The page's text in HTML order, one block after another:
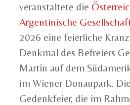
veranstaltete die
Argentinische
2026 eine feierliche
Denkmal des Befreiers
Martín auf dem
im Wiener Donaupark.
Gedenkfeier, die im